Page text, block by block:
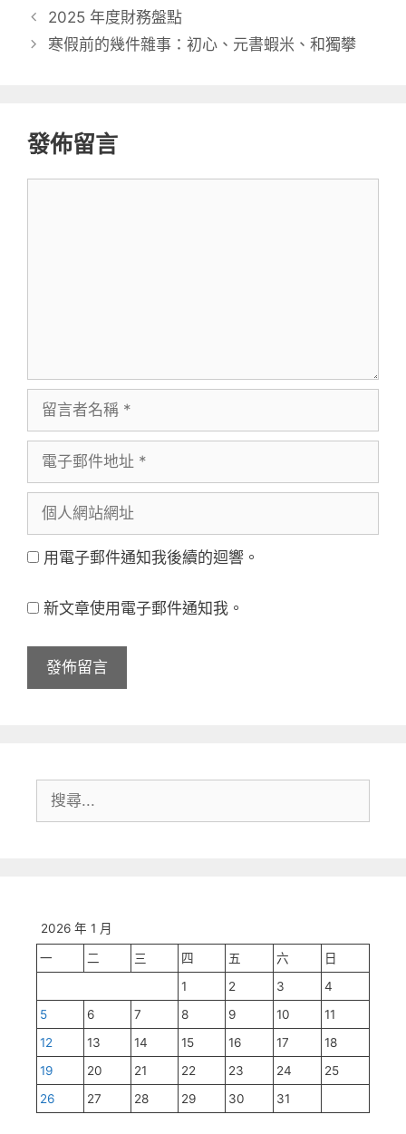
2025 年度財務盤點
寒假前的幾件雜事：初心、元書蝦米、和獨攀
發佈留言
言
名
子
件
地
人
網
網
用電子郵件通知我後續的迴響。
新文章使用電子郵件通知我。
尋:
2026 年 1 月
一 二 三 四 五 六
日
1
2 3
4
5
6 7 8 9 10
11
12
13 14 15 16 17
18
19
20 21 22 23 24
25
26
27 28 29 30 31